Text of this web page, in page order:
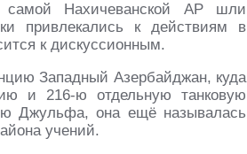
Нахичеванской АР шли
привлекались к действиям в
к дискуссионным.
Западный Азербайджан, куда
и 216-ю отдельную танковую
Джульфа, она ещё называлась
учений.